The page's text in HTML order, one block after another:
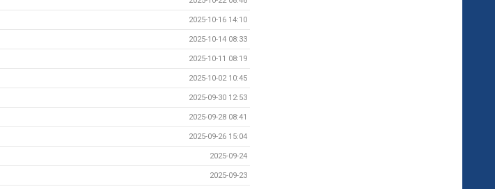
2025-10-16 14:10
2025-10-14 08:33
2025-10-11 08:19
2025-10-02 10:45
2025-09-30 12:53
2025-09-28 08:41
2025-09-26 15:04
2025-09-24
2025-09-23